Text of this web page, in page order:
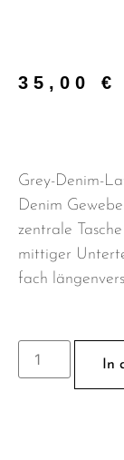
35,00 €
Grey-Denim-
Denim
zentrale
mittiger
fach
In